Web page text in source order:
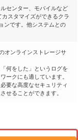
センター、モバイルなど
スタマイズができるクラ
ンです。他システムとの
オンラインストレージサ
何をした」というログを
ークにも適しています。
要な高度なセキュリティ
せることができます。